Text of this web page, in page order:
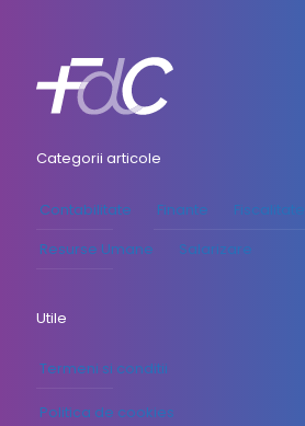
Categorii articole
Contabilitate Finante
Fiscalitate
Resurse Umane
Salarizare
Utile
Termeni si conditii
Politica de cookies